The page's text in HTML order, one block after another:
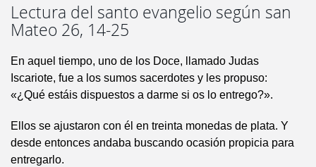
Lectura del santo evangelio según san
Mateo 26, 14-25
En aquel tiempo, uno de los Doce, llamado Judas
Iscariote, fue a los sumos sacerdotes y les propuso:
«¿Qué estáis dispuestos a darme si os lo entrego?».
Ellos se ajustaron con él en treinta monedas de plata. Y
desde entonces andaba buscando ocasión propicia para
entregarlo.